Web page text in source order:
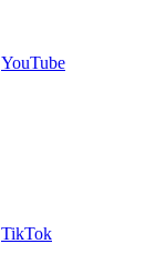
YouTube
TikTok